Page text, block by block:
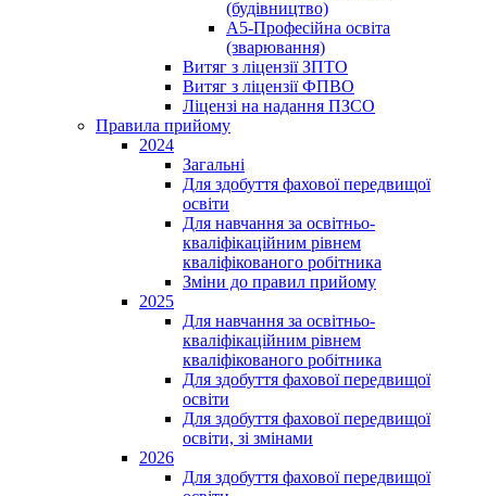
(будівництво)
A5-Професійна освіта
(зварювання)
Витяг з ліцензії ЗПТО
Витяг з ліцензії ФПВО
Ліцензі на надання ПЗСО
Правила прийому
2024
Загальні
Для здобуття фахової передвищої
освіти
Для навчання за освітньо-
кваліфікаційним рівнем
кваліфікованого робітника
Зміни до правил прийому
2025
Для навчання за освітньо-
кваліфікаційним рівнем
кваліфікованого робітника
Для здобуття фахової передвищої
освіти
Для здобуття фахової передвищої
освіти, зі змінами
2026
Для здобуття фахової передвищої